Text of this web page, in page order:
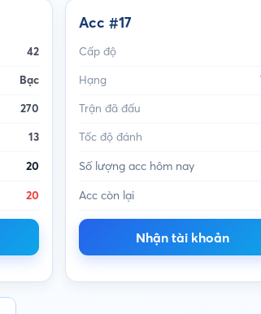
42
Bạc
270
13
20
20
Acc #17
Cấp độ
Hạng
Trận đã đấu
Tốc độ đánh
Số lượng acc hôm nay
Acc còn lại
Nhận tài khoản